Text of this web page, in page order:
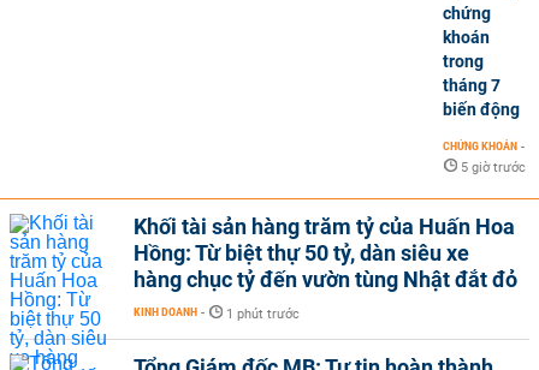
chứng
khoán
trong
tháng 7
biến động
CHỨNG KHOÁN -
5 giờ trước
Khối tài sản hàng trăm tỷ của Huấn Hoa
Hồng: Từ biệt thự 50 tỷ, dàn siêu xe
hàng chục tỷ đến vườn tùng Nhật đắt đỏ
KINH DOANH - 1 phút trước